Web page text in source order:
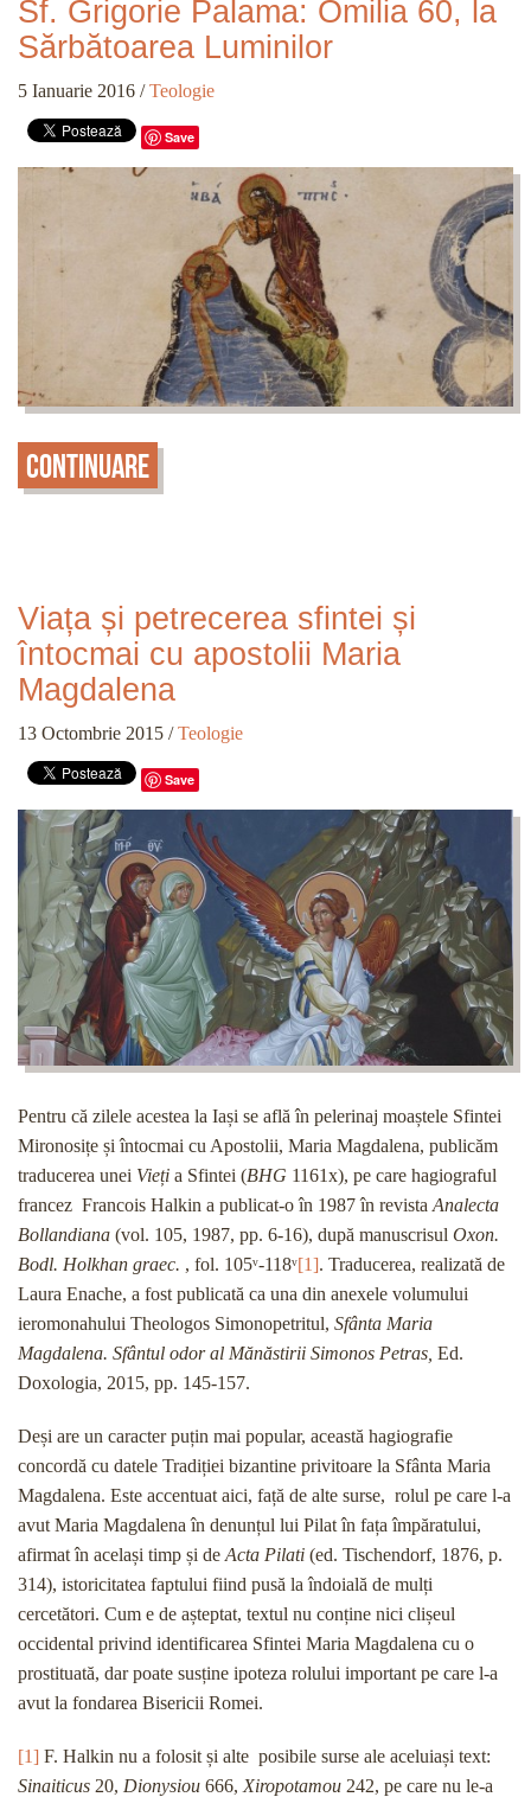
Sf. Grigorie Palama: Omilia 60, la
Sărbătoarea Luminilor
5 Ianuarie 2016 /Teologie
Save
Continuare
Viața și petrecerea sfintei și
întocmai cu apostolii Maria
Magdalena
13 Octombrie 2015 /Teologie
Save
Pentru că zilele acestea la Iași se află în pelerinaj moaștele Sfintei
Mironosițe și întocmai cu Apostolii, Maria Magdalena, publicăm
traducerea unei Vieți a Sfintei (BHG 1161x), pe care hagiograful
francez Francois Halkin a publicat-o în 1987 în revista Analecta
Bollandiana (vol. 105, 1987, pp. 6-16), după manuscrisul Oxon.
Bodl. Holkhan graec. , fol. 105ᵛ-118ᵛ[1]. Traducerea, realizată de
Laura Enache, a fost publicată ca una din anexele volumului
ieromonahului Theologos Simonopetritul, Sfânta Maria
Magdalena. Sfântul odor al Mănăstirii Simonos Petras, Ed.
Doxologia, 2015, pp. 145-157.
Deși are un caracter puțin mai popular, această hagiografie
concordă cu datele Tradiției bizantine privitoare la Sfânta Maria
Magdalena. Este accentuat aici, față de alte surse, rolul pe care l-a
avut Maria Magdalena în denunțul lui Pilat în fața împăratului,
afirmat în același timp și de Acta Pilati (ed. Tischendorf, 1876, p.
314), istoricitatea faptului fiind pusă la îndoială de mulți
cercetători. Cum e de așteptat, textul nu conține nici clișeul
occidental privind identificarea Sfintei Maria Magdalena cu o
prostituată, dar poate susține ipoteza rolului important pe care l-a
avut la fondarea Bisericii Romei.
[1] F. Halkin nu a folosit și alte posibile surse ale aceluiași text:
Sinaiticus 20, Dionysiou 666, Xiropotamou 242, pe care nu le-a